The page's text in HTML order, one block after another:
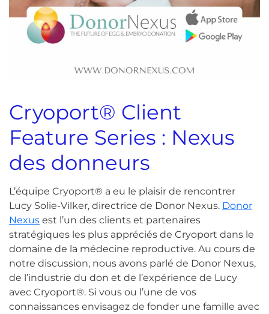
Cryoport® Client
Feature Series : Nexus
des donneurs
L’équipe Cryoport® a eu le plaisir de rencontrer
Lucy Solie-Vilker, directrice de Donor Nexus. Donor
Nexus est l’un des clients et partenaires
stratégiques les plus appréciés de Cryoport dans le
domaine de la médecine reproductive. Au cours de
notre discussion, nous avons parlé de Donor Nexus,
de l’industrie du don et de l’expérience de Lucy
avec Cryoport®. Si vous ou l’une de vos
connaissances envisagez de fonder une famille avec